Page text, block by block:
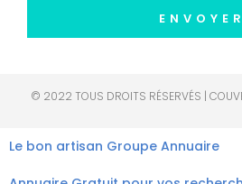
ENVOYER
© 2022 TOUS DROITS RÉSERVÉS |
Le bon artisan Groupe Annuaire